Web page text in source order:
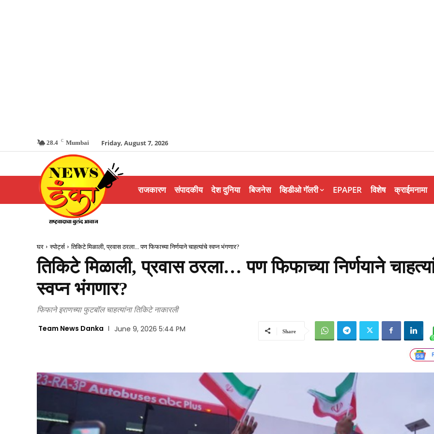
28.4 C Mumbai Friday, August 7, 2026
राजकारण संपादकीय देश दुनिया बिजनेस व्हिडीओ गॅलरी EPAPER विशेष क्राईमनामा
घर स्पोर्ट्स तिकिटे मिळाली, प्रवास ठरला... पण फिफाच्या निर्णयाने चाहत्यांचे स्वप्न भंगणार?
तिकिटे मिळाली, प्रवास ठरला… पण फिफाच्या निर्णयाने
स्वप्न भंगणार?
फिफाने इराणच्या फुटबॉल चाहत्यांना तिकिटे नाकारली
Team News Danka June 9, 2026 5:44 PM Share